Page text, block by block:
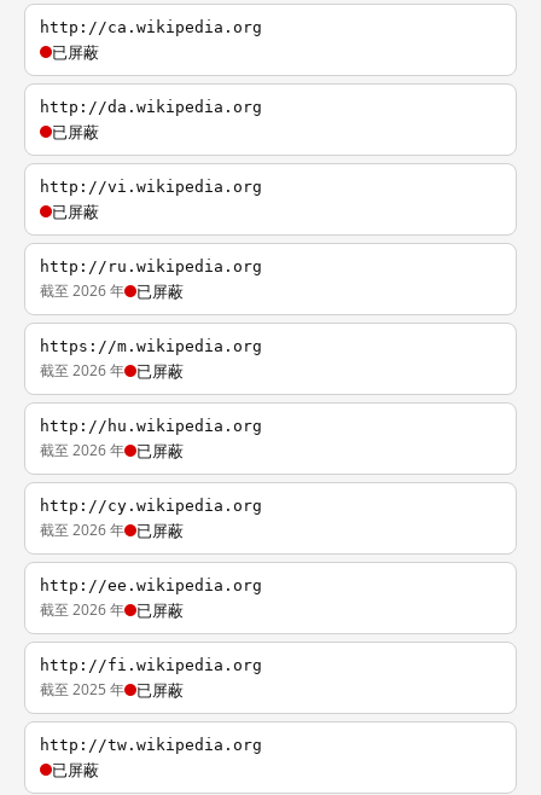
http://ca.wikipedia.org
已屏蔽
http://da.wikipedia.org
已屏蔽
http://vi.wikipedia.org
已屏蔽
http://ru.wikipedia.org
截至 2026 年 已屏蔽
https://m.wikipedia.org
截至 2026 年 已屏蔽
http://hu.wikipedia.org
截至 2026 年 已屏蔽
http://cy.wikipedia.org
截至 2026 年 已屏蔽
http://ee.wikipedia.org
截至 2026 年 已屏蔽
http://fi.wikipedia.org
截至 2025 年 已屏蔽
http://tw.wikipedia.org
已屏蔽